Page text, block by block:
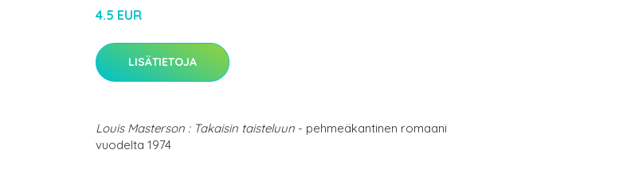
4.5 EUR
LISÄTIETOJA
Louis Masterson : Takaisin taisteluun - pehmeäkantinen romaani
vuodelta 1974